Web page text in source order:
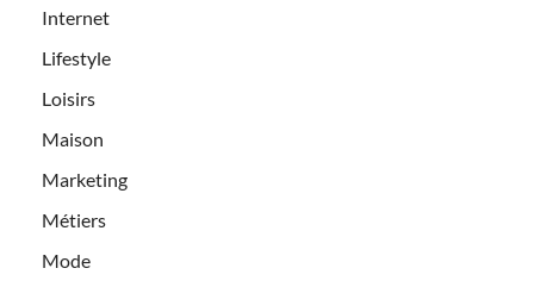
Internet
Lifestyle
Loisirs
Maison
Marketing
Métiers
Mode